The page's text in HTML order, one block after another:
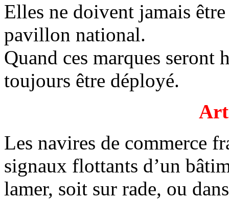
Elles ne doivent jamais
pavillon national.
Quand ces marques
toujours être déployé.
Les navires de commerce
signaux flottants d’un
lamer, soit sur rade, ou